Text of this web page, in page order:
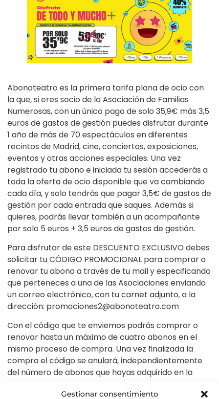
Gestionar consentimiento
Abonoteatro es la primera tarifa plana de ocio con
la que, si eres socio de la Asociación de Familias
Numerosas, con un único pago de solo 35,9€ más 3,5
euros de gastos de gestión puedes disfrutar durante
1 año de más de 70 espectáculos en diferentes
recintos de Madrid, cine, conciertos, exposiciones,
eventos y otras acciones especiales. Una vez
registrado tu abono e iniciada tu sesión accederás a
toda la oferta de ocio disponible que va cambiando
cada día, y solo tendrás que pagar 3,5€ de gastos de
gestión por cada entrada que saques. Además si
quieres, podrás llevar también a un acompañante
por solo 5 euros + 3,5 euros de gastos de gestión.
Para disfrutar de este DESCUENTO EXCLUSIVO debes
solicitar tu CÓDIGO PROMOCIONAL para comprar o
renovar tu abono a través de tu mail y especificando
que perteneces a una de las Asociaciones enviando
un correo electrónico, con tu carnet adjunto, a la
dirección: promociones2@abonoteatro.com
Con el código que te enviemos podrás comprar o
renovar hasta un máximo de cuatro abonos en el
mismo proceso de compra. Una vez finalizada la
compra el código se anulará, independientemente
del número de abonos que hayas adquirido en la
misma.